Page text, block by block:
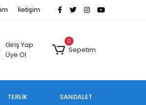
İletişim
Giriş Yap
Üye Ol
0
Sepetim
TERLİK SANDALET